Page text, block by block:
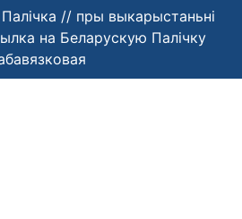
// пры выкарыстаньні
на Беларускую Палічку